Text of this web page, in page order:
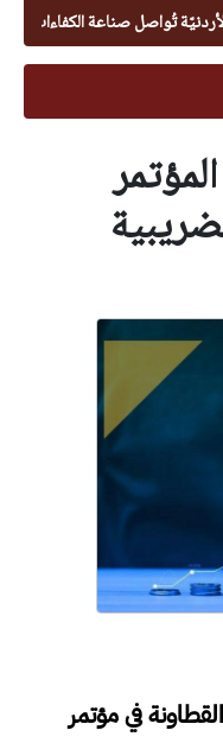
الكفاءات القانونيّة بتخريج 265
في مؤتمر